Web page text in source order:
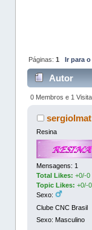
Páginas: 1 Ir para
Autor
0 Membros e 1
sergiolmat
Resina
Mensagens: 1
Total Likes:+0/-0
Topic Likes: +0/-0
Sexo:
Clube CNC Brasil
Sexo: Masculino